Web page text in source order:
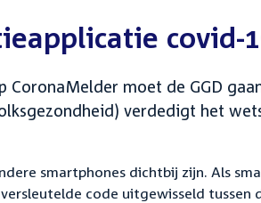
covid-
CoronaMelder moet de GGD
verdedigt het
smartphones dichtbij zijn. Als
code uitgewisseld tussen